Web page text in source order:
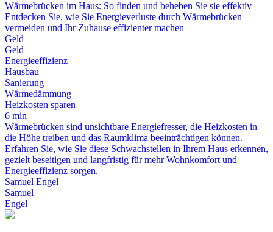
Wärmebrücken im Haus: So finden und beheben Sie sie effektiv
Entdecken Sie, wie Sie Energieverluste durch Wärmebrücken
vermeiden und Ihr Zuhause effizienter machen
Geld
Geld
Energieeffizienz
Hausbau
Sanierung
Wärmedämmung
Heizkosten sparen
6 min
Wärmebrücken sind unsichtbare Energiefresser, die Heizkosten in
die Höhe treiben und das Raumklima beeinträchtigen können.
Erfahren Sie, wie Sie diese Schwachstellen in Ihrem Haus erkennen,
gezielt beseitigen und langfristig für mehr Wohnkomfort und
Energieeffizienz sorgen.
Samuel Engel
Samuel
Engel